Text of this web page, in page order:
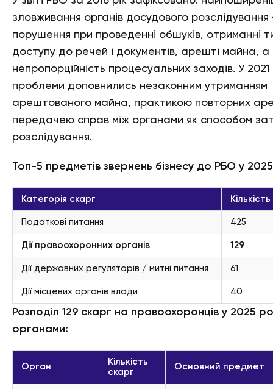
зловживання органів досудового розслідування
порушення при проведенні обшуків, отриманні
доступу до речей і документів, арешті майна, а
непропорційність процесуальних заходів. У 2021
проблеми доповнились незаконним утриманням
арештованого майна, практикою повторних
передачею справ між органами як способом
розслідування.
Топ-5 предметів звернень бізнесу до РБО у
Категорія скарг Кількість
Податкові питання 425
Дії правоохоронних органів 129
Дії державних регуляторів / митні питання 61
Дії місцевих органів влади 40
Розподіл 129 скарг на правоохоронців у 2025
органами:
Орган
Кількість
скарг
Основний предмет